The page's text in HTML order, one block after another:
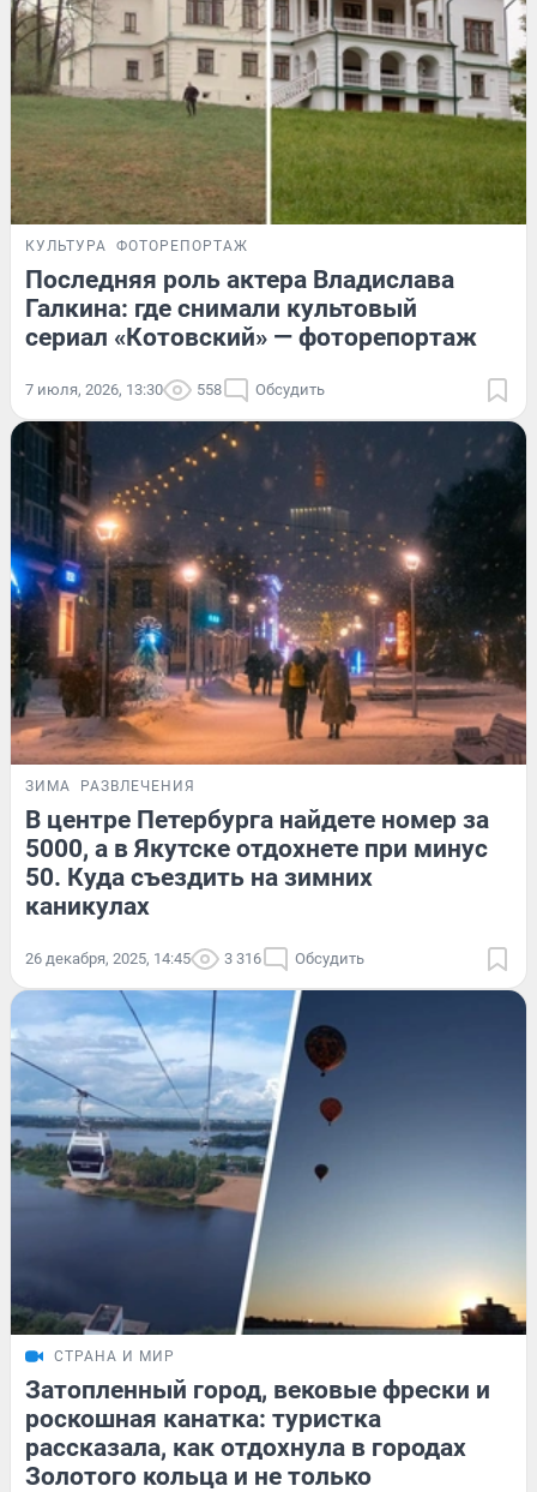
КУЛЬТУРА ФОТОРЕПОРТАЖ
Последняя роль актера Владислава
Галкина: где снимали культовый
сериал «Котовский» — фоторепортаж
7 июля, 2026, 13:30 558 Обсудить
ЗИМА РАЗВЛЕЧЕНИЯ
В центре Петербурга найдете номер за
5000, а в Якутске отдохнете при минус
50. Куда съездить на зимних
каникулах
26 декабря, 2025, 14:45 3 316 Обсудить
СТРАНА И МИР
Затопленный город, вековые фрески и
роскошная канатка: туристка
рассказала, как отдохнула в городах
Золотого кольца и не только